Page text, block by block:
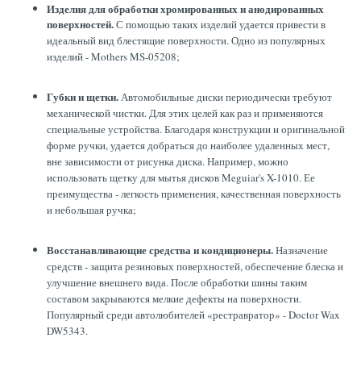
Изделия для обработки хромированных и анодированных
поверхностей.С помощью таких изделий удается привести в
идеальный вид блестящие поверхности. Одно из популярных
изделий - Mothers MS-05208;
Губки и щетки.Автомобильные диски периодически требуют
механической чистки. Для этих целей как раз и применяются
специальные устройства. Благодаря конструкции и оригинальной
форме ручки, удается добраться до наиболее удаленных мест,
вне зависимости от рисунка диска. Например, можно
использовать щетку для мытья дисков Meguiar's X-1010. Ее
преимущества - легкость применения, качественная поверхность
и небольшая ручка;
Восстанавливающие средства и кондиционеры.Назначение
средств - защита резиновых поверхностей, обеспечение блеска и
улучшение внешнего вида. После обработки шины таким
составом закрываются мелкие дефекты на поверхности.
Популярный среди автолюбителей «рестравратор» - Doctor Wax
DW5343.